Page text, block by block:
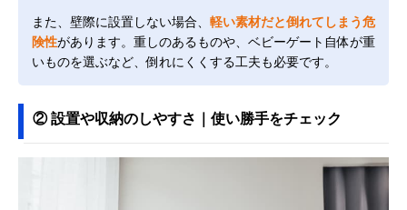
また、壁際に設置しない場合、 軽い素材だと倒れてしまう危
険性があります。重しのあるものや、ベビーゲート自体が重
いものを選ぶなど、倒れにくくする工夫も必要です。
② 設置や収納のしやすさ｜使い勝手をチェック